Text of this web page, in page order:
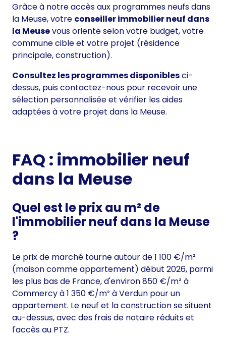
Grâce à notre accès aux programmes neufs dans
la Meuse, votre conseiller immobilier neuf dans
la Meusevous oriente selon votre budget, votre
commune cible et votre projet (résidence
principale, construction).
Consultez les programmes disponiblesci-
dessus, puiscontactez-nous pour recevoir une
sélection personnalisée et vérifier les aides
adaptées à votre projet dans la Meuse.
FAQ : immobilier neuf
dans la Meuse
Quel est le prix au m² de
l'immobilier neuf dans la Meuse
?
Le prix de marché tourne autour de 1 100 €/m²
(maison comme appartement) début 2026, parmi
les plus bas de France, d'environ 850 €/m² à
Commercy à 1 350 €/m² à Verdun pour un
appartement. Le neuf et la construction se situent
au-dessus, avec des frais de notaire réduits et
l'accès au PTZ.